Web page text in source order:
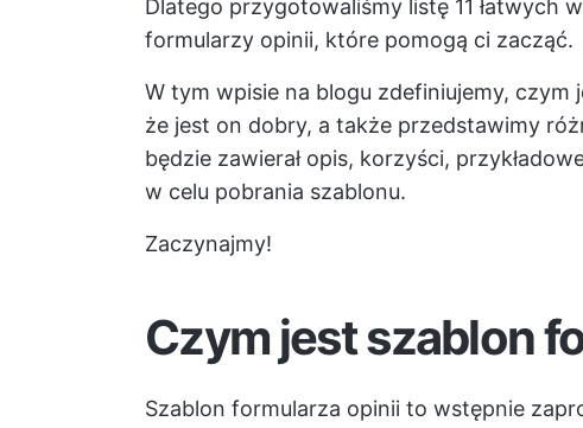
Dlatego przygotowaliśmy listę 11 łatwych
formularzy opinii, które pomogą ci zacząć.
W tym wpisie na blogu zdefiniujemy,
że jest on dobry, a także przedstawimy
będzie zawierał opis, korzyści,
w celu pobrania szablonu.
Zaczynajmy!
Czym jest szablon
Szablon formularza opinii to wstępnie